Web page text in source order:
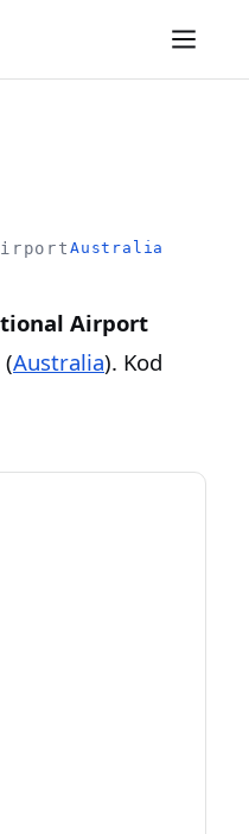
Australia
Airport
(Australia). Kod